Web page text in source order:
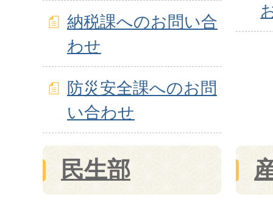
納税課へのお問い合
わせ
防災安全課へのお問
い合わせ
民生部